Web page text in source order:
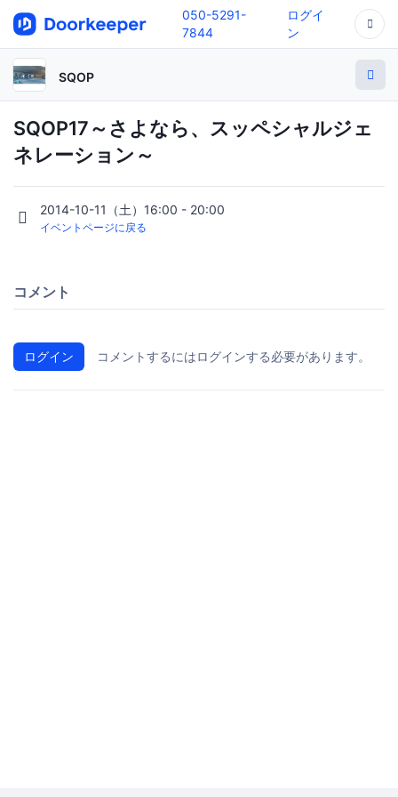
050-5291-
7844
ログイ
ン
SQOP
SQOP17～さよなら、スッペシャルジェ
ネレーション～
2014-10-11（土）16:00 - 20:00
イベントページに戻る
コメント
ログイン コメントするにはログインする必要があります。